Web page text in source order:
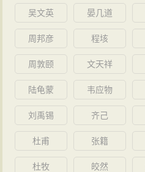
吴文英 晏几道
周邦彦 程垓
周敦颐 文天祥
陆龟蒙 韦应物
刘禹锡 齐己
杜甫 张籍
杜牧 皎然